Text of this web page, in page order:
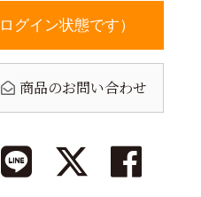
グイン状態です）
商品のお問い合わせ